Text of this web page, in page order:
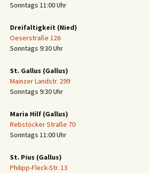
Sonntags 11:00 Uhr
Dreifaltigkeit (Nied)
Oeserstraße 126
Sonntags 9:30 Uhr
St. Gallus (Gallus)
Mainzer Landstr. 299
Sonntags 9:30 Uhr
Maria Hilf (Gallus)
Rebstöcker Straße 70
Sonntags 11:00 Uhr
St. Pius (Gallus)
Philipp-Fleck-Str. 13